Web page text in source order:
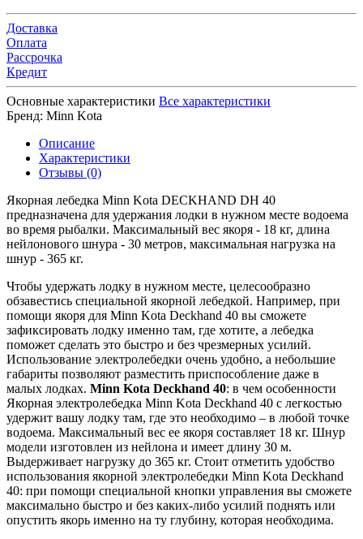
Доставка
Оплата
Рассрочка
Кредит
Основные характеристики Все характеристики
Бренд: Minn Kota
Описание
Характеристики
Отзывы (0)
Якорная лебедка Minn Kota DECKHAND DH 40
предназначена для удержания лодки в нужном месте водоема
во время рыбалки. Максимальный вес якоря - 18 кг, длина
нейлонового шнура - 30 метров, максимальная нагрузка на
шнур - 365 кг.
Чтобы удержать лодку в нужном месте, целесообразно
обзавестись специальной якорной лебедкой. Например, при
помощи якоря для Minn Kota Deckhand 40 вы сможете
зафиксировать лодку именно там, где хотите, а лебедка
поможет сделать это быстро и без чрезмерных усилий.
Использование электролебедки очень удобно, а небольшие
габариты позволяют разместить приспособление даже в
малых лодках. Minn Kota Deckhand 40: в чем особенности
Якорная электролебедка Minn Kota Deckhand 40 с легкостью
удержит вашу лодку там, где это необходимо – в любой точке
водоема. Максимальный вес ее якоря составляет 18 кг. Шнур
модели изготовлен из нейлона и имеет длину 30 м.
Выдерживает нагрузку до 365 кг. Стоит отметить удобство
использования якорной электролебедки Minn Kota Deckhand
40: при помощи специальной кнопки управления вы сможете
максимально быстро и без каких-либо усилий поднять или
опустить якорь именно на ту глубину, которая необходима.